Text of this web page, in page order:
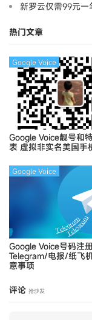
新罗云仅需99元
热门文章
Google Voice靓号和
表 虚拟非实名美国手
Google Voice
Google Voice号码注
Telegram/电报/纸飞
意事项
Google Voice
评论 抢沙发